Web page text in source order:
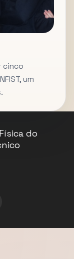
cinco
um
do